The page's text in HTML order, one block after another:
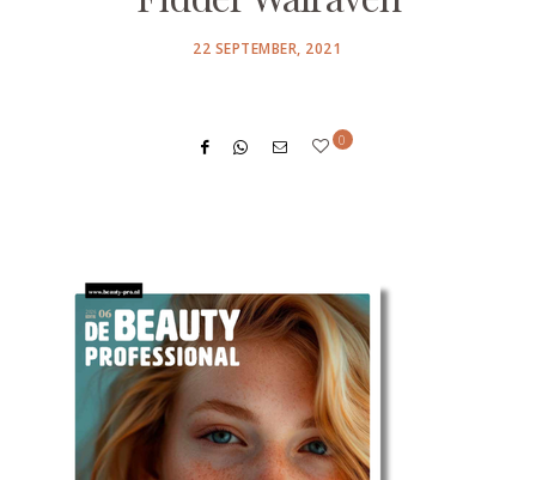
POSTED
22 SEPTEMBER, 2021
0